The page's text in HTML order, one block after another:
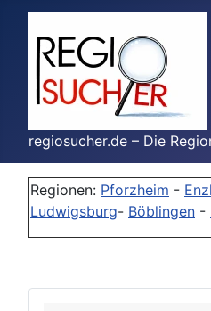
regiosucher.de – Die
Regionen: Pforzheim -
Ludwigsburg- Böblingen -